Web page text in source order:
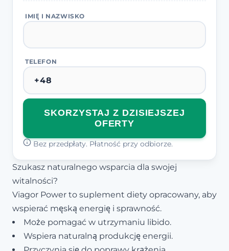
IMIĘ I NAZWISKO
TELEFON
SKORZYSTAJ Z DZISIEJSZEJ
OFERTY
Bez przedpłaty. Płatność przy odbiorze.
Szukasz naturalnego wsparcia dla swojej
witalności?
Viagor Power to suplement diety opracowany, aby
wspierać męską energię i sprawność.
Może pomagać w utrzymaniu libido.
Wspiera naturalną produkcję energii.